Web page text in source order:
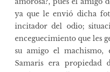
ya que le envió dicha
incitador del odio;
enceguecimiento que les
su amigo el machismo,
Samaris era propiedad